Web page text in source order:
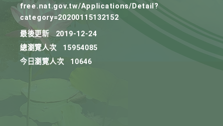
free.nat.gov.tw/Applications/Detail?
category=20200115132152
最後更新
2019-12-24
總瀏覽人次
15954085
今日瀏覽人次
10646